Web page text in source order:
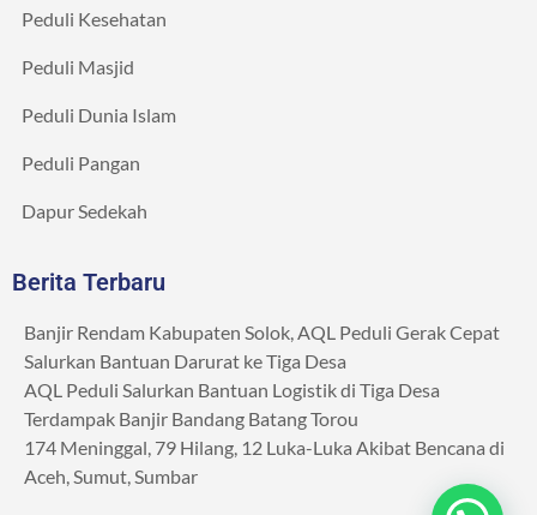
Peduli Kesehatan
Peduli Masjid
Peduli Dunia Islam
Peduli Pangan
Dapur Sedekah
Berita Terbaru
Banjir Rendam Kabupaten Solok, AQL Peduli Gerak Cepat
Salurkan Bantuan Darurat ke Tiga Desa
AQL Peduli Salurkan Bantuan Logistik di Tiga Desa
Terdampak Banjir Bandang Batang Torou
174 Meninggal, 79 Hilang, 12 Luka-Luka Akibat Bencana di
Aceh, Sumut, Sumbar